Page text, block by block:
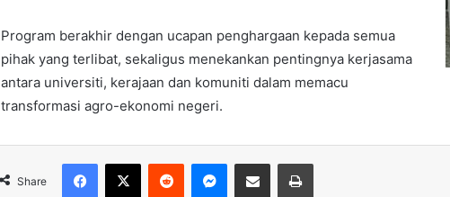
Program berakhir dengan ucapan penghargaan kepada semua
pihak yang terlibat, sekaligus menekankan pentingnya kerjasama
antara universiti, kerajaan dan komuniti dalam memacu
transformasi agro-ekonomi negeri.
Share